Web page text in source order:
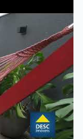
Santa